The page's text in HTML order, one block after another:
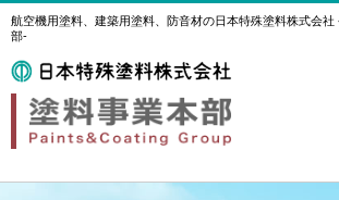
航空機用塗料、建築用塗料、防音材の日本特殊塗料株式会社
部-